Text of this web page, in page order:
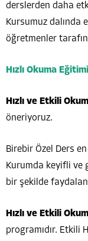
derslerden daha
Kursumuz dalında
öğretmenler
Hızlı Okuma
Hızlı ve Etkili
öneriyoruz.
Birebir Özel Ders
Kurumda keyifli ve
bir şekilde
Hızlı ve Etkili
programıdır. Etkili